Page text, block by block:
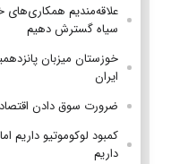
علاقه‌مندیم همکاری‌های
سیاه گسترش دهیم
خوزستان میزبان
ایران
ضرورت سوق دادن
داریم